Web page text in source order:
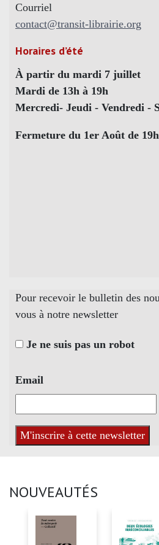
Courriel
contact@transit-librairie.org
Horaires d’été
À partir du mardi 7 juillet
Mardi de 13h à 19h
Mercredi- Jeudi - Vendredi -
Fermeture du 1er Août de
Pour recevoir le bulletin des
vous à notre newsletter
Je ne suis pas un robot
Email
NOUVEAUTÉS